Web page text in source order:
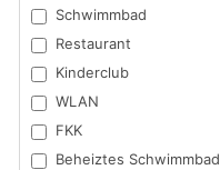
Schwimmbad
Restaurant
Kinderclub
WLAN
FKK
Beheiztes Schwimmbad